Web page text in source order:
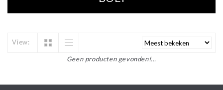
View:
Geen producten gevonden!...